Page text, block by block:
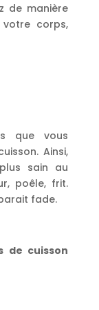
de manière
votre corps,
que vous
Ainsi,
sain au
poêle, frit.
fade.
de cuisson